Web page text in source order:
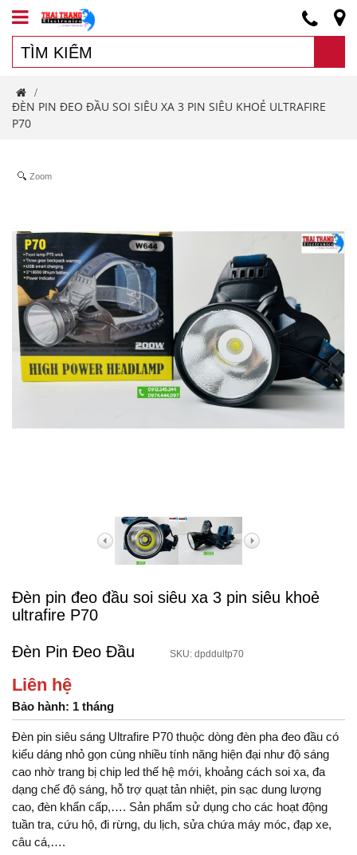
/
ĐÈN PIN ĐEO ĐẦU SOI SIÊU XA 3 PIN SIÊU KHOẺ ULTRAFIRE
P70
Zoom
Đèn pin đeo đầu soi siêu xa 3 pin siêu khoẻ
ultrafire P70
Đèn Pin Đeo Đầu SKU: dpddultp70
Liên hệ
Bảo hành: 1 tháng
Đèn pin siêu sáng Ultrafire P70 thuộc dòng đèn pha đeo đầu có
kiểu dáng nhỏ gọn cùng nhiều tính năng hiện đại như độ sáng
cao nhờ trang bị chip led thế hệ mới, khoảng cách soi xa, đa
dạng chế độ sáng, hỗ trợ quạt tản nhiệt, pin sạc dung lượng
cao, đèn khẩn cấp,…. Sản phẩm sử dụng cho các hoạt động
tuần tra, cứu hộ, đi rừng, du lịch, sửa chứa máy móc, đạp xe,
câu cá,….